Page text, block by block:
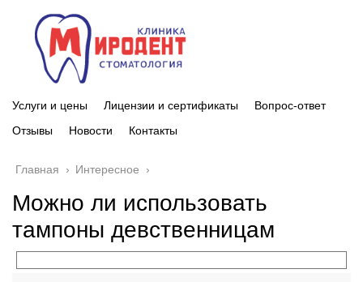
Услуги и цены Лицензии и сертификаты
Вопрос-ответ
Отзывы
Новости Контакты
Главная › Интересное ›
Можно ли использовать
тампоны девственницам